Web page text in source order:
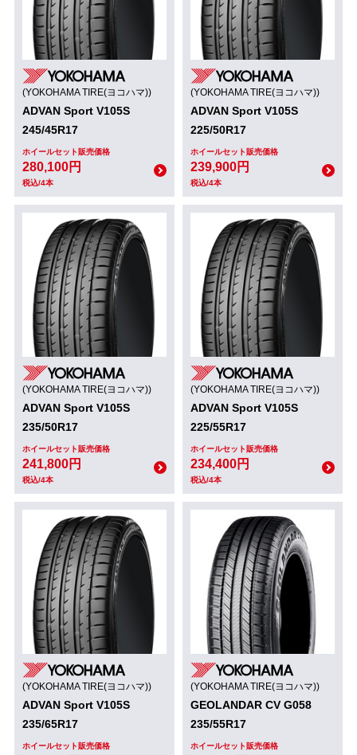
(YOKOHAMA TIRE(ヨコハマ))
ADVAN Sport V105S
245/45R17
ホイールセット販売価格
280,100円
税込/4本
(YOKOHAMA TIRE(ヨコハマ))
ADVAN Sport V105S
225/50R17
ホイールセット販売価格
239,900円
税込/4本
(YOKOHAMA TIRE(ヨコハマ))
ADVAN Sport V105S
235/50R17
ホイールセット販売価格
241,800円
税込/4本
(YOKOHAMA TIRE(ヨコハマ))
ADVAN Sport V105S
225/55R17
ホイールセット販売価格
234,400円
税込/4本
(YOKOHAMA TIRE(ヨコハマ))
ADVAN Sport V105S
235/65R17
ホイールセット販売価格
(YOKOHAMA TIRE(ヨコハマ))
GEOLANDAR CV G058
235/55R17
ホイールセット販売価格